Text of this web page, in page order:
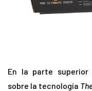
En la parte superior
sobre la tecnología